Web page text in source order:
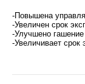
-Повышена
-Увеличен срок
-Улучшено
-Увеличивает срок